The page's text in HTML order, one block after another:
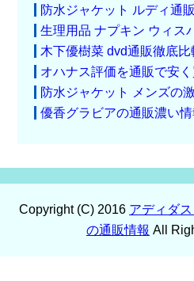
防水ジャケット ルディ通
生理用品 ナプキン ウィス
木下優樹菜 dvd通販徹底比
オハナス評価を通販で安
防水ジャケット メンズの
優香グラビアの通販濃い情
Copyright (C) 2016 アディダ
の通販情報 All